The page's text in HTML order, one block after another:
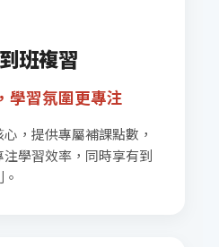
班複習
學習氛圍更專注
，提供專屬補課點數，
學習效率，同時享有到